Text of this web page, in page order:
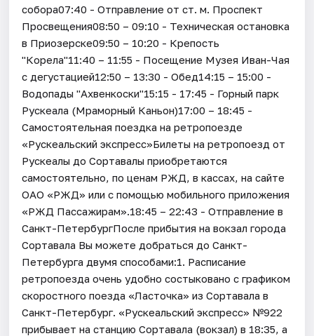
собора07:40 - Отправление от ст. м. Проспект
Просвещения08:50 – 09:10 - Техническая остановка
в Приозерске09:50 – 10:20 - Крепость
"Корела"11:40 – 11:55 - Посещение Музея Иван-Чая
с дегустацией12:50 – 13:30 - Обед14:15 – 15:00 -
Водопады "Ахвенкоски"15:15 - 17:45 - Горный парк
Рускеала (Мраморный Каньон)17:00 – 18:45 -
Самостоятельная поездка на ретропоезде
«Рускеальский экспресс»Билеты на ретропоезд от
Рускеалы до Сортавалы приобретаются
самостоятельно, по ценам РЖД, в кассах, на сайте
ОАО «РЖД» или с помощью мобильного приложения
«РЖД Пассажирам».18:45 – 22:43 - Отправление в
Санкт-ПетербургПосле прибытия на вокзал города
Сортавала Вы можете добраться до Санкт-
Петербурга двумя способами:1. Расписание
ретропоезда очень удобно состыковано с графиком
скоростного поезда «Ласточка» из Сортавала в
Санкт-Петербург. «Рускеальский экспресс» №922
прибывает на станцию Сортавала (вокзал) в 18:35, а